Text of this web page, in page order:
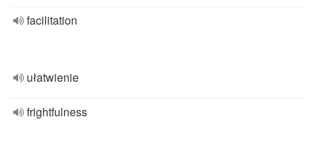
facilitation
ułatwienie
frightfulness